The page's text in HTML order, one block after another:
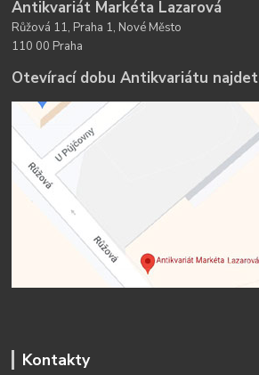
Antikvariát Markéta Lazarová
Růžová 11, Praha 1, Nové Město
110 00 Praha
Otevírací dobu Antikvariátu
Kontakty